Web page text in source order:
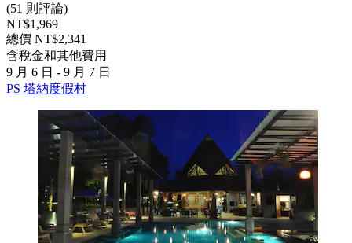
(51 則評論)
NT$1,969
總價 NT$2,341
含稅金和其他費用
9 月 6 日 - 9 月 7 日
PS 塔納度假村